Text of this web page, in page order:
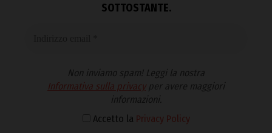
SOTTOSTANTE.
Non inviamo spam! Leggi la nostra
Informativa sulla privacyper avere maggiori
informazioni.
Accetto la Privacy Policy